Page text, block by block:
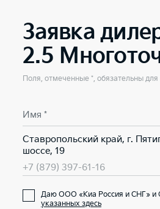
Заявка
2.5
Поля, отмеченные *, обязательны для
Имя *
Ставропольский край, г.
шоссе, 19
+7 (879) 397-61-16
Даю ООО «Киа Россия и СНГ» и
указанных здесь